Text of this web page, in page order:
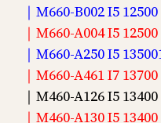
｜M660-B002 I5
｜M660-A004 I5
｜M660-A250 I5
｜M660-A461 I7
｜M460-A126 I5
｜M460-A130 I5